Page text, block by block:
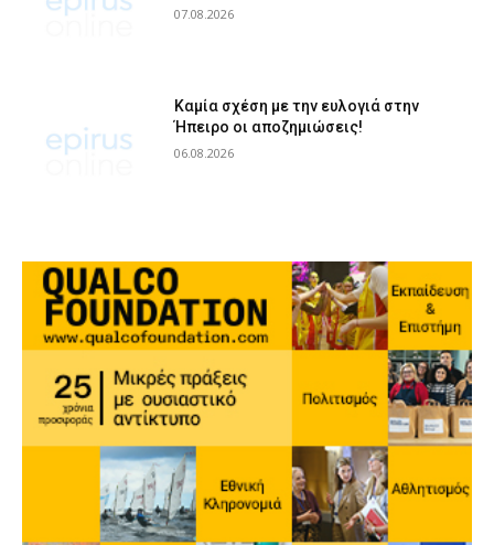
07.08.2026
Καμία σχέση με την ευλογιά στην
Ήπειρο οι αποζημιώσεις!
06.08.2026